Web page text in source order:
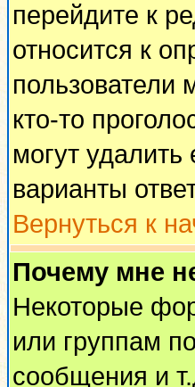
перейдите к
относится к
пользователи
кто-то
могут
варианты
Вернуться к
Почему мне
Некоторые
или группам
сообщения и